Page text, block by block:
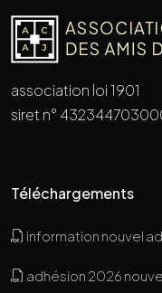
association loi 1901
siret n°
Téléchargements
information nouvel
adhésion 2026